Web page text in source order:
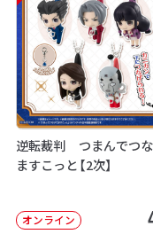
逆転裁判 つまんでつ
ますこっと【2次】
オンライン